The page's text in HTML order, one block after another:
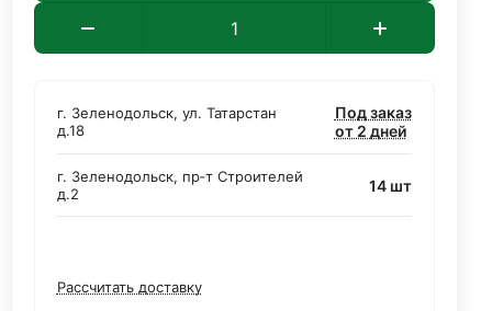
г. Зеленодольск, ул. Татарстан
д.18
Под заказ
от 2 дней
г. Зеленодольск, пр‑т Строителей
д.2
14 шт
Рассчитать доставку